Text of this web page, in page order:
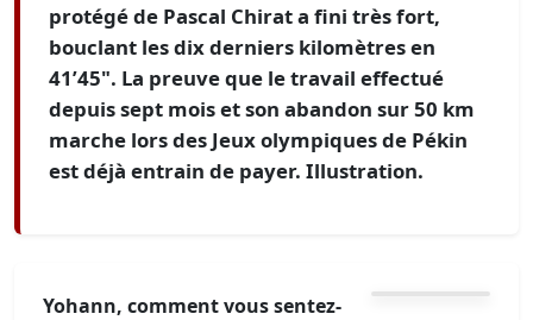
protégé de Pascal Chirat a fini très fort,
bouclant les dix derniers kilomètres en
41’45". La preuve que le travail effectué
depuis sept mois et son abandon sur 50 km
marche lors des Jeux olympiques de Pékin
est déjà entrain de payer. Illustration.
Yohann, comment vous sentez-